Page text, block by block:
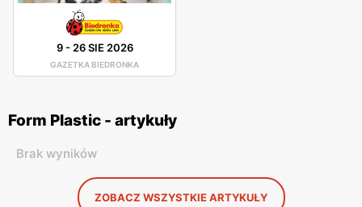
9-26 SIE 2026
GAZETKA BIEDRONKA
Form Plastic - artykuły
Brak wyników
ZOBACZ WSZYSTKIE ARTYKUŁY